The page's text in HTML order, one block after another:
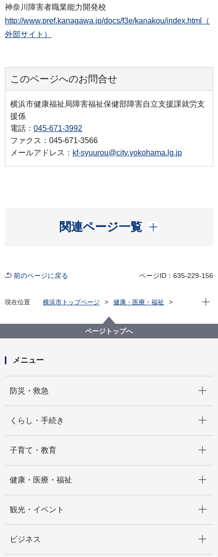
神奈川障害者職業能力開発校
http://www.pref.kanagawa.jp/docs/f3e/kanakou/index.html（
外部サイト）
このページへのお問合せ
横浜市健康福祉局障害福祉保健部障害自立支援課就労支
援係
電話： 045-671-3992
ファクス：045-671-3566
メールアドレス： kf-syuurou@city.yokohama.lg.jp
関連ページ一覧
開く
前のページに戻る ページID：635-229-156
現在位置 横浜市トップページ
健康・医療・福祉
障害福祉サービス・制度一覧
就労したい・雇用したい
障害のある方の職業訓練（神奈川障害者職業能力開発
現在
ページトップへ
メニュー
防災・救急
くらし・手続き
子育て・教育
健康・医療・福祉
観光・イベント
ビジネス